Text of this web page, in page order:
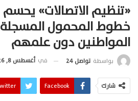
«تنظيم الاتصالات»
خطوط المحمول
المواطنين دون علمهم
بواسطة تواصل 24 في أغسطس 8, 2026
شارك Facebook